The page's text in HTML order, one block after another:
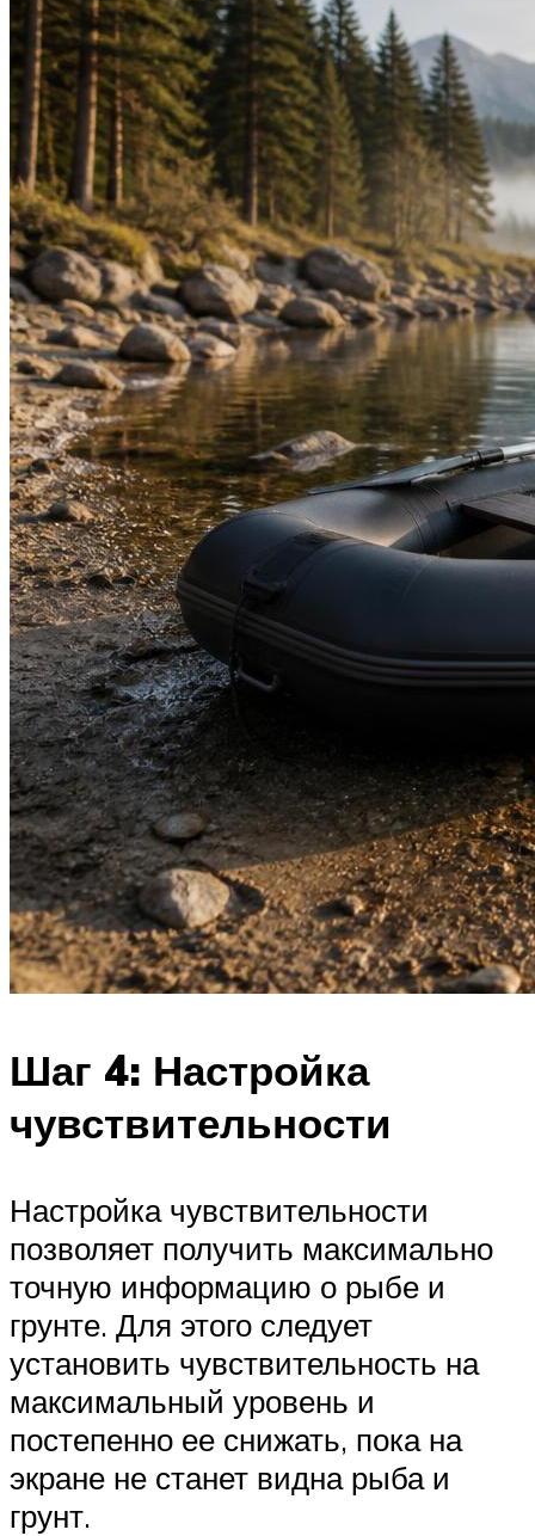
Шаг 4: Настройка
чувствительности
Настройка чувствительности
позволяет получить максимально
точную информацию о рыбе и
грунте. Для этого следует
установить чувствительность на
максимальный уровень и
постепенно ее снижать, пока на
экране не станет видна рыба и
грунт.